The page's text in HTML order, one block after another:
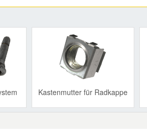
Kastenmutter für Radkappe